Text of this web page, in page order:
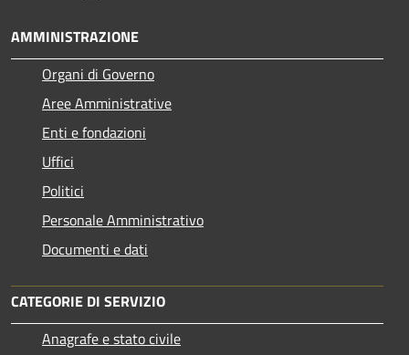
AMMINISTRAZIONE
Organi di Governo
Aree Amministrative
Enti e fondazioni
Uffici
Politici
Personale Amministrativo
Documenti e dati
CATEGORIE DI SERVIZIO
Anagrafe e stato civile